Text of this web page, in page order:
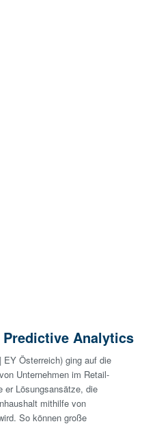
Analytics
Österreich) ging auf die
Unternehmen im Retail-
er Lösungsansätze, die
mithilfe von
So können große